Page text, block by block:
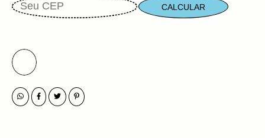
CALCULAR